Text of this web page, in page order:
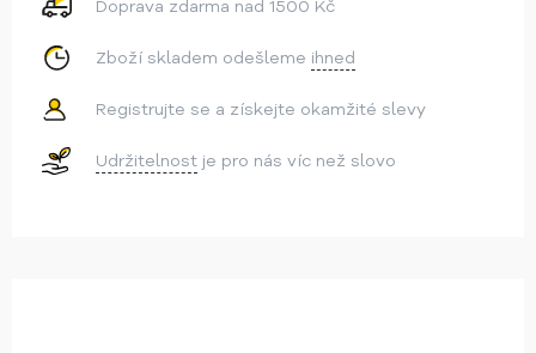
Doprava zdarma nad 1500 Kč
Zboží skladem odešleme ihned
Registrujte se a získejte okamžité slevy
Udržitelnost je pro nás víc než slovo